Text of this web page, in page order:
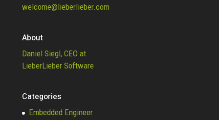
welcome@lieberlieber.com
About
Daniel Siegl, CEO at
LieberLieber Software
Categories
Embedded Engineer